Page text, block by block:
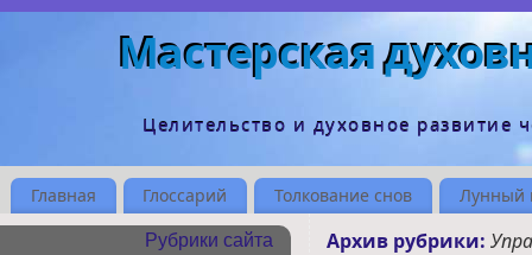
Мастерская
Целительство и духовное развитие
Главная Глоссарий Толкование снов Лунный
Архив рубрики:
Рубрики сайта